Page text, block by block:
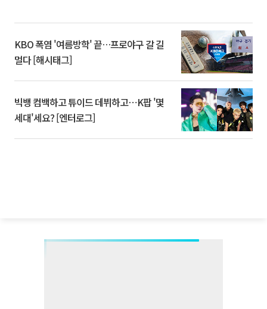
KBO 폭염 '여름방학' 끝…프로야구 갈 길
멀다 [해시태그]
빅뱅 컴백하고 튜이드 데뷔하고⋯K팝 '몇
세대'세요? [엔터로그]